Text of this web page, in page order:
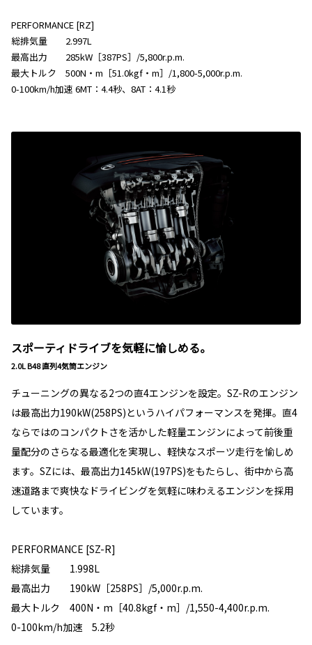
PERFORMANCE [RZ]
総排気量 2.997L
最高出力 285kW［387PS］/5,800r.p.m.
最大トルク 500N・m［51.0kgf・m］/1,800-5,000r.p.m.
0-100km/h加速 6MT：4.4秒、8AT：4.1秒
スポーティドライブを気軽に愉しめる。
2.0L B48 直列4気筒エンジン
チューニングの異なる2つの直4エンジンを設定。SZ-Rのエンジン
は最高出力190kW(258PS)というハイパフォーマンスを発揮。直4
ならではのコンパクトさを活かした軽量エンジンによって前後重
量配分のさらなる最適化を実現し、軽快なスポーツ走行を愉しめ
ます。SZには、最高出力145kW(197PS)をもたらし、街中から高
速道路まで爽快なドライビングを気軽に味わえるエンジンを採用
しています。
PERFORMANCE [SZ-R]
総排気量 1.998L
最高出力 190kW［258PS］/5,000r.p.m.
最大トルク 400N・m［40.8kgf・m］/1,550-4,400r.p.m.
0-100km/h加速 5.2秒